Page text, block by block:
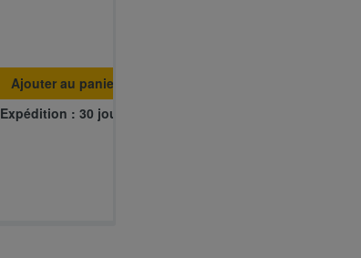
Ajouter au panier
Expédition : 30 jours